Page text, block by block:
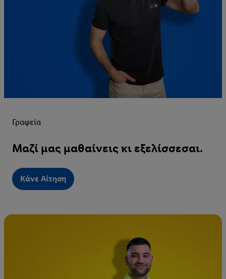
Γραφεία
Μαζί μας μαθαίνεις κι εξελίσσεσαι.
Κάνε Αίτηση